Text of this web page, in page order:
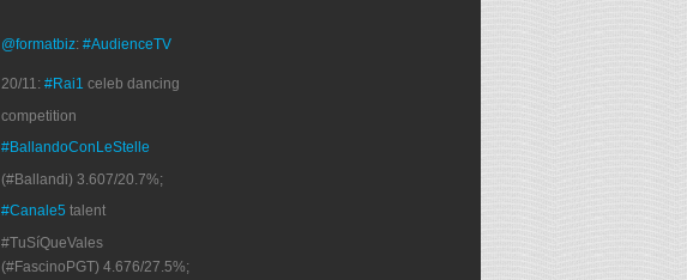
@formatbiz: #AudienceTV
20/11: #Rai1 celeb dancing
competition
#BallandoConLeStelle
(#Ballandi) 3.607/20.7%;
#Canale5 talent
#TuSíQueVales
(#FascinoPGT) 4.676/27.5%;